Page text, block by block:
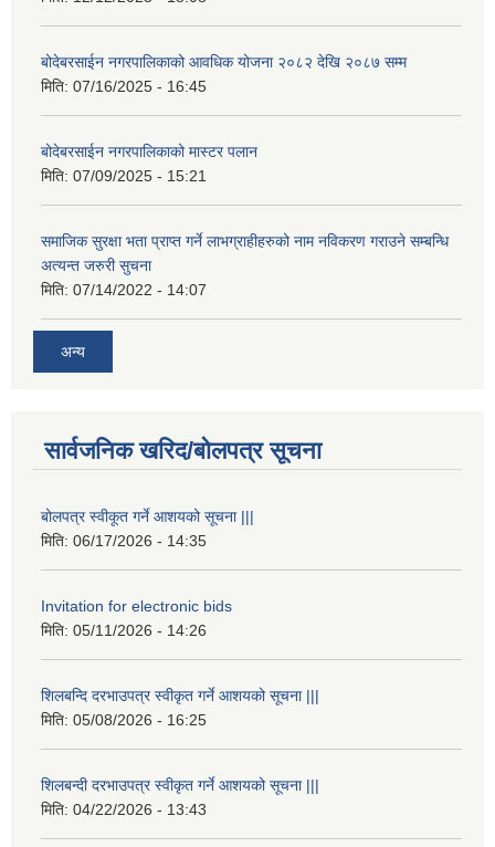
बोदेबरसाईन नगरपालिकाको आवधिक योजना २०८२ देखि २०८७ सम्म
मिति: 07/16/2025 - 16:45
बोदेबरसाईन नगरपालिकाको मास्टर पलान
मिति: 07/09/2025 - 15:21
समाजिक सुरक्षा भता प्राप्त गर्ने लाभग्राहीहरुको नाम नविकरण गराउने सम्बन्धि
अत्यन्त जरुरी सुचना
मिति: 07/14/2022 - 14:07
अन्य
सार्वजनिक खरिद/बोलपत्र सूचना
बोलपत्र स्वीकूत गर्ने आशयको सूचना |||
मिति: 06/17/2026 - 14:35
Invitation for electronic bids
मिति: 05/11/2026 - 14:26
शिलबन्दि दरभाउपत्र स्वीकृत गर्ने आशयको सूचना |||
मिति: 05/08/2026 - 16:25
शिलबन्दी दरभाउपत्र स्वीकृत गर्ने आशयको सूचना |||
मिति: 04/22/2026 - 13:43